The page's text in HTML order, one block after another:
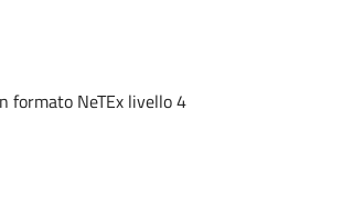
formato NeTEx livello 4